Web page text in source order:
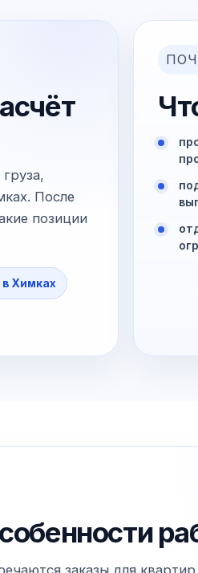
После
позиции
в Химках
заказы для